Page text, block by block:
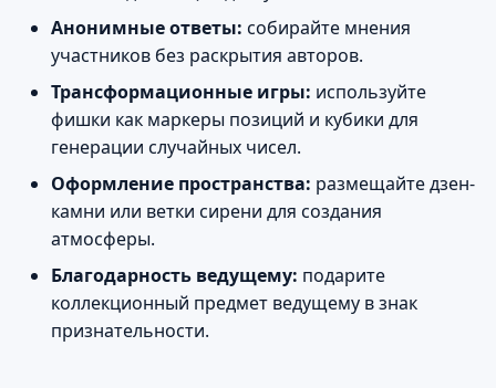
Анонимные ответы: собирайте мнения
участников без раскрытия авторов.
Трансформационные игры: используйте
фишки как маркеры позиций и кубики для
генерации случайных чисел.
Оформление пространства: размещайте дзен-
камни или ветки сирени для создания
атмосферы.
Благодарность ведущему: подарите
коллекционный предмет ведущему в знак
признательности.